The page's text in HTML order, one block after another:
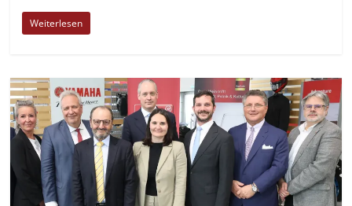
Weiterlesen